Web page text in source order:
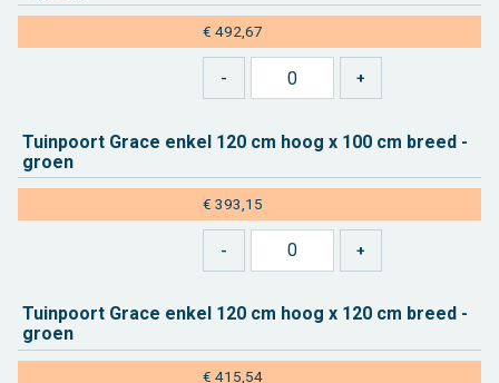
€ 492,67
Tuin­poort Grace enkel 120 cm hoog x 100 cm breed -
groen
€ 393,15
Tuin­poort Grace enkel 120 cm hoog x 120 cm breed -
groen
€ 415,54